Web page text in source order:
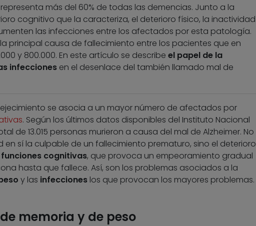
representa más del 60% de todas las demencias. Junto a la
cognitivo que la caracteriza, el deterioro físico, la inactividad
las infecciones entre los afectados por esta patología.
principal causa de fallecimiento entre los pacientes que en
y 800.000. En este artículo se describe el papel de la
infeccionesen el desenlace del también llamado mal de
se asocia a un mayor número de afectados por
. Según los últimos datos disponibles del Instituto Nacional
de 13.015 personas murieron a causa del mal de Alzheimer. No
sí la culpable de un fallecimiento prematuro, sino el deterioro
funciones cognitivas, que provoca un empeoramiento gradual
hasta que fallece. Así, son los problemas asociados a la
y las infeccioneslos que provocan los mayores problemas.
memoria y de peso